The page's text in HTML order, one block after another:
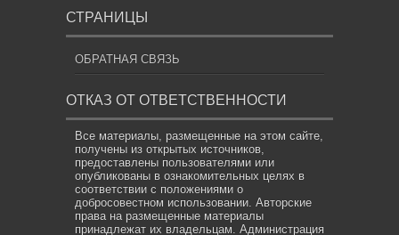
СТРАНИЦЫ
ОБРАТНАЯ СВЯЗЬ
ОТКАЗ ОТ ОТВЕТСТВЕННОСТИ
Все материалы, размещенные на этом сайте,
получены из открытых источников,
предоставлены пользователями или
опубликованы в ознакомительных целях в
соответствии с положениями о
добросовестном использовании. Авторские
права на размещенные материалы
принадлежат их владельцам. Администрация